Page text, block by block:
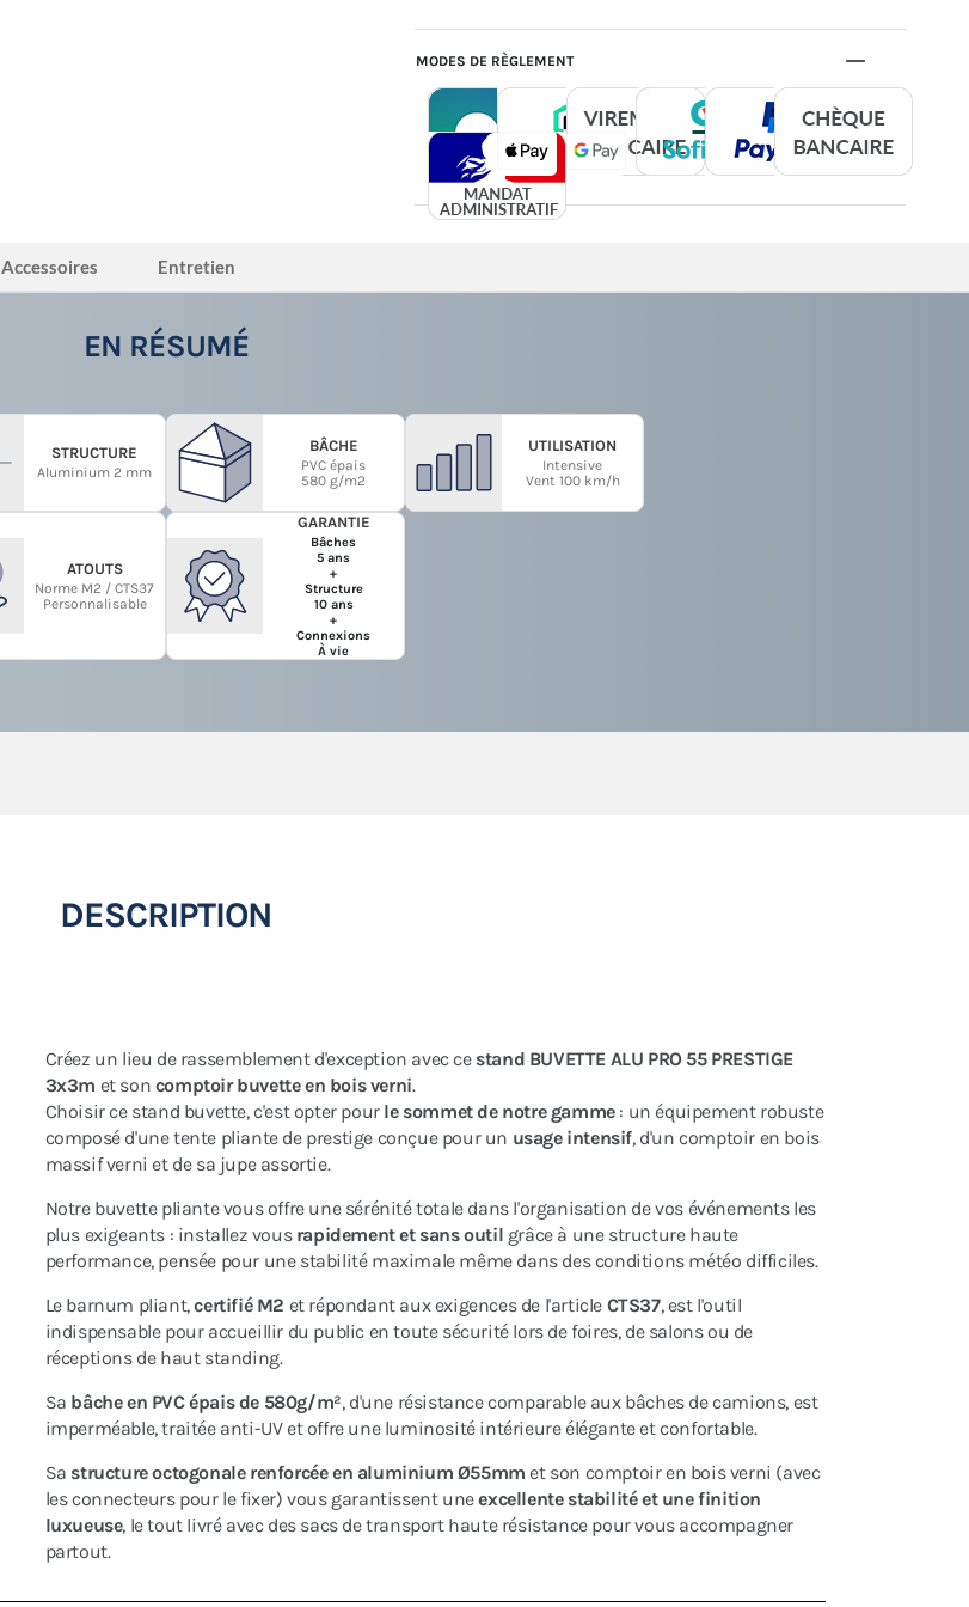
MODES DE RÈGLEMENT
Accessoires Entretien
EN RÉSUMÉ
STRUCTURE
Aluminium 2 mm
BÂCHE
PVC épais
580 g/m2
UTILISATION
Intensive
Vent 100 km/h
ATOUTS
Norme M2 / CTS37
Personnalisable
GARANTIE
Bâches
5 ans
+
Structure
10 ans
+
Connexions
À vie
DESCRIPTION
Créez un lieu de rassemblement d'exception avec cestand BUVETTE ALU PRO 55 PRESTIGE
3x3m et son comptoir buvette en bois verni.
Choisir ce stand buvette, c'est opter pour le sommet de notre gamme: un équipement robuste
composé d'une tente pliante de prestige conçue pour un usage intensif, d'un comptoir en bois
massif verni et de sa jupe assortie.
Notre buvette pliante vous offre une sérénité totale dans l'organisation de vos événements les
plus exigeants : installez vous rapidement et sans outil grâce à une structure haute
performance, pensée pour une stabilité maximale même dans des conditions météo difficiles.
Le barnum pliant,certifié M2 et répondant aux exigences de l'article CTS37, est l'outil
indispensable pour accueillir du public en toute sécurité lors de foires, de salons ou de
réceptions de haut standing.
Sa bâche en PVC épais de 580g/m², d'une résistance comparable aux bâches de camions, est
imperméable, traitée anti-UV et offre une luminosité intérieure élégante et confortable.
Sa structure octogonale renforcée en aluminium Ø55mm et son comptoir en bois verni (avec
les connecteurs pour le fixer) vous garantissent uneexcellente stabilité et une finition
luxueuse, le tout livré avec des sacs de transport haute résistance pour vous accompagner
partout.